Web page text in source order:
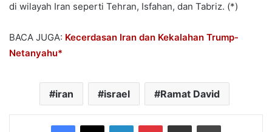
di wilayah Iran seperti Tehran, Isfahan, dan Tabriz. (*)
BACA JUGA: Kecerdasan Iran dan Kekalahan Trump-
Netanyahu*
iran israel Ramat David
Facebook
X LinkedInPinterestShare via Email Print